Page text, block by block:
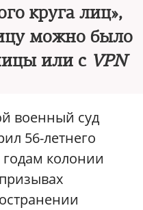
круга лиц»,
можно было
или с VPN
военный суд
56-летнего
колонии